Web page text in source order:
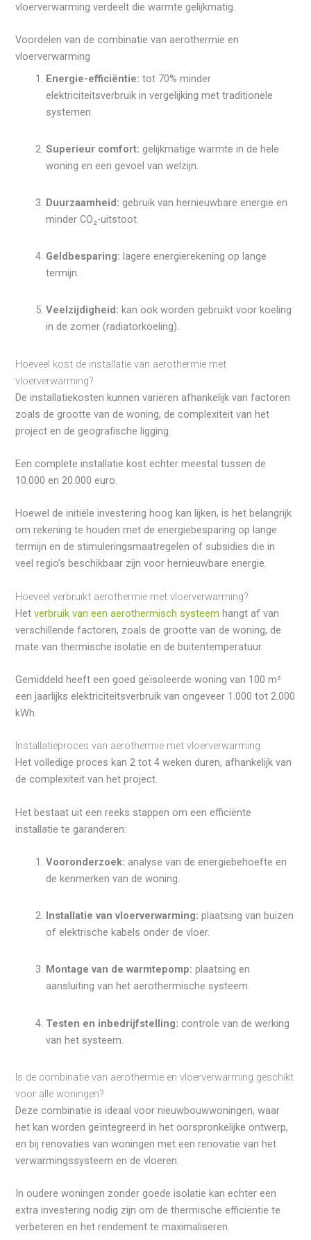
vloerverwarming verdeelt die warmte gelijkmatig.
Voordelen van de combinatie van aerothermie en
vloerverwarming
Energie-efficiëntie:tot 70% minder
elektriciteitsverbruik in vergelijking met traditionele
systemen.
Superieur comfort: gelijkmatige warmte in de hele
woning en een gevoel van welzijn.
Duurzaamheid: gebruik van hernieuwbare energie en
minder CO₂-uitstoot.
Geldbesparing: lagere energierekening op lange
termijn.
Veelzijdigheid: kan ook worden gebruikt voor koeling
in de zomer (radiatorkoeling).
Hoeveel kost de installatie van aerothermie met
vloerverwarming?
De installatiekosten kunnen variëren afhankelijk van factoren
zoals de grootte van de woning, de complexiteit van het
project en de geografische ligging.
Een complete installatie kost echter meestal tussen de
10.000 en 20.000 euro.
Hoewel de initiële investering hoog kan lijken, is het belangrijk
om rekening te houden met de energiebesparing op lange
termijn en de stimuleringsmaatregelen of subsidies die in
veel regio’s beschikbaar zijn voor hernieuwbare energie.
Hoeveel verbruikt aerothermie met vloerverwarming?
Hetverbruik van een aerothermisch systeem hangt af van
verschillende factoren, zoals de grootte van de woning, de
mate van thermische isolatie en de buitentemperatuur.
Gemiddeld heeft een goed geïsoleerde woning van 100 m²
een jaarlijks elektriciteitsverbruik van ongeveer 1.000 tot 2.000
kWh.
Installatieproces van aerothermie met vloerverwarming
Het volledige proces kan 2 tot 4 weken duren, afhankelijk van
de complexiteit van het project.
Het bestaat uit een reeks stappen om een efficiënte
installatie te garanderen:
Vooronderzoek: analyse van de energiebehoefte en
de kenmerken van de woning.
Installatie van vloerverwarming: plaatsing van buizen
of elektrische kabels onder de vloer.
Montage van de warmtepomp: plaatsing en
aansluiting van het aerothermische systeem.
Testen en inbedrijfstelling:controle van de werking
van het systeem.
Is de combinatie van aerothermie en vloerverwarming geschikt
voor alle woningen?
Deze combinatie is ideaal voor nieuwbouwwoningen, waar
het kan worden geïntegreerd in het oorspronkelijke ontwerp,
en bij renovaties van woningen met een renovatie van het
verwarmingssysteem en de vloeren.
In oudere woningen zonder goede isolatie kan echter een
extra investering nodig zijn om de thermische efficiëntie te
verbeteren en het rendement te maximaliseren.